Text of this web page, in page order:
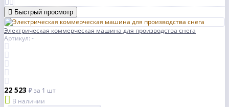
Быстрый просмотр
Электрическая коммерческая машина для производства снега
Артикул: -
22 523 ₽за 1 шт
В наличии